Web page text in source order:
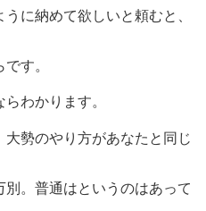
に納めて欲しいと頼むと、
す。
わかります。
勢のやり方があなたと同じ
。普通はというのはあって